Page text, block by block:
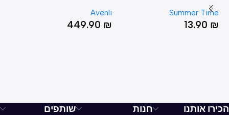
Summer Time
13.90 ₪
Avenli
449.90 ₪
הכירו אותנו חנות
שותפים